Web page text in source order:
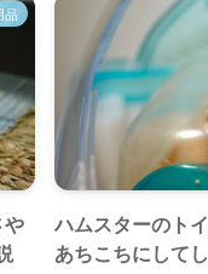
品
や
ハムスターのト
あちこちにして